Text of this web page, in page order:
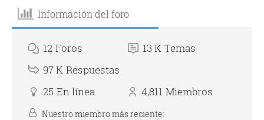
Información del foro
12 Foros 13 K Temas
97 K Respuestas
25 En línea 4,811 Miembros
Nuestro miembro más reciente: